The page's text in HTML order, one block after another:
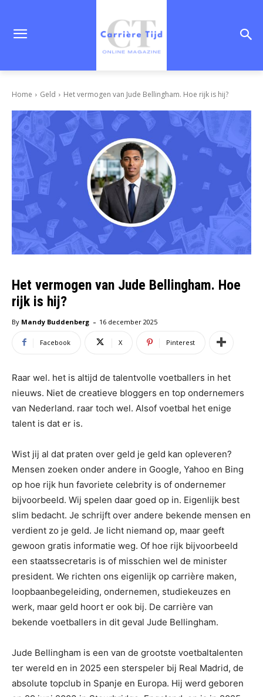
Home Geld Het vermogen van Jude Bellingham. Hoe rijk is hij?
Het vermogen van Jude Bellingham. Hoe
rijk is hij?
By Mandy Buddenberg - 16 december 2025
Facebook X Pinterest
Raar wel. het is altijd de talentvolle voetballers in het
nieuws. Niet de creatieve bloggers en top ondernemers
van Nederland. raar toch wel. Alsof voetbal het enige
talent is dat er is.
Wist jij al dat praten over geld je geld kan opleveren?
Mensen zoeken onder andere in Google, Yahoo en Bing
op hoe rijk hun favoriete celebrity is of ondernemer
bijvoorbeeld. Wij spelen daar goed op in. Eigenlijk best
slim bedacht. Je schrijft over andere bekende mensen en
verdient zo je geld. Je licht niemand op, maar geeft
gewoon gratis informatie weg. Of hoe rijk bijvoorbeeld
een staatssecretaris is of misschien wel de minister
president. We richten ons eigenlijk op carrière maken,
loopbaanbegeleiding, ondernemen, studiekeuzes en
werk, maar geld hoort er ook bij. De carrière van
bekende voetballers in dit geval Jude Bellingham.
Jude Bellingham is een van de grootste voetbaltalenten
ter wereld en in 2025 een sterspeler bij Real Madrid, de
absolute topclub in Spanje en Europa. Hij werd geboren